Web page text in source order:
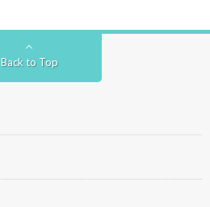
Back to Top